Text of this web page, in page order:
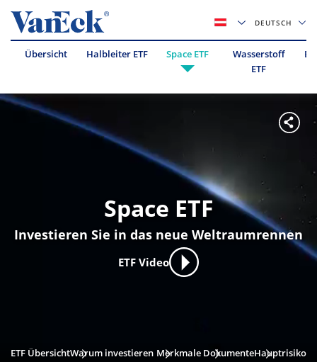
DEUTSCH
Übersicht Halbleiter ETF Space ETF
Wasserstoff
ETF
Space ETF
Investieren Sie in das neue Weltraumrennen
ETF Video
ETF ÜbersichtWarum investieren Merkmale DokumenteHauptrisiko